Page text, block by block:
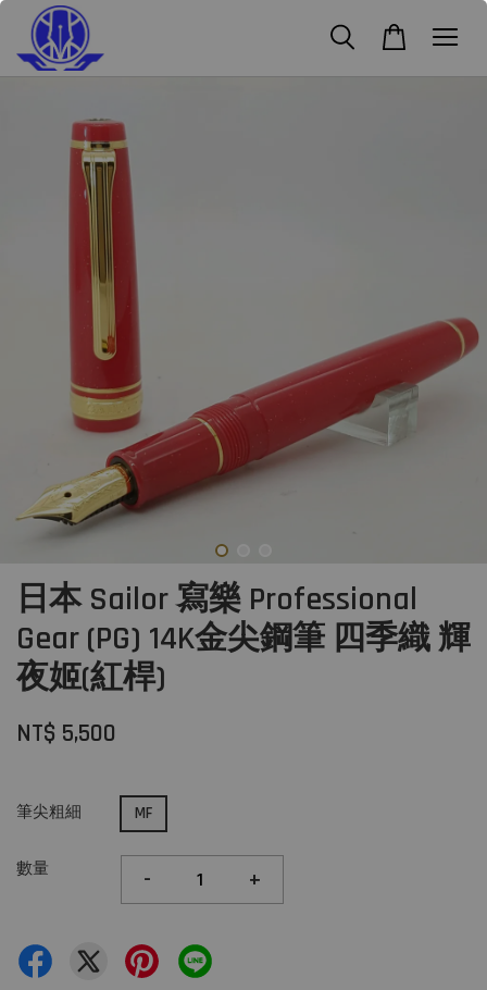
日本 Sailor 寫樂 Professional
Gear (PG) 14K金尖鋼筆 四季織 輝
夜姬(紅桿)
NT$ 5,500
筆尖粗細 MF
數量 - +